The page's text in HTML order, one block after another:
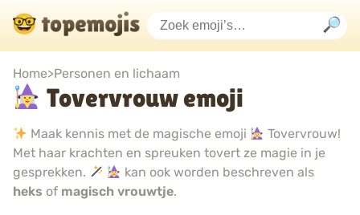
Home>Personen en lichaam
Tovervrouw emoji
Maak kennis met de magische emoji
Tovervrouw!
Met haar krachten en spreuken tovert ze magie in je
gesprekken.
kan ook worden beschreven als
heks of magisch vrouwtje.